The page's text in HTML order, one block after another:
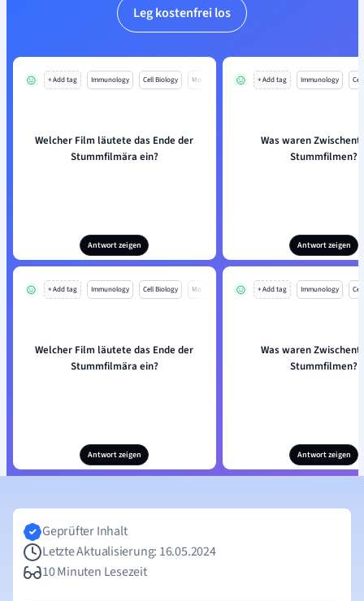
Leg kostenfrei los
+ Add tag Immunology Cell Biology Mo
Welcher Film läutete das Ende der
Stummfilmära ein?
Antwort zeigen
+ Add tag Immunology
Was waren
Stummfilmen?
Antwort zeigen
+ Add tag Immunology Cell Biology Mo
Welcher Film läutete das Ende der
Stummfilmära ein?
Antwort zeigen
+ Add tag Immunology
Was waren
Stummfilmen?
Antwort zeigen
Geprüfter Inhalt
Letzte Aktualisierung: 16.05.2024
10 Minuten Lesezeit